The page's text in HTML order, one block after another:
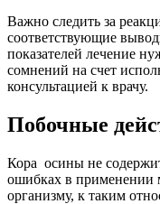
Важно следить за
соответствующие
показателей лечение
сомнений на счет
консультацией к врачу.
Побочные
Кора осины не
ошибках в применении
организму, к таким